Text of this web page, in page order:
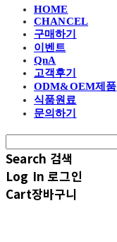
HOME
CHANCEL
구매하기
이벤트
QnA
고객후기
ODM&OEM제품
식품원료
문의하기
Search 검색
Log In 로그인
Cart장바구니